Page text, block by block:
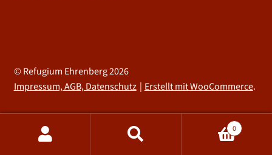
© Refugium Ehrenberg 2026
Impressum, AGB, Datenschutz
Erstellt mit WooCommerce.
0